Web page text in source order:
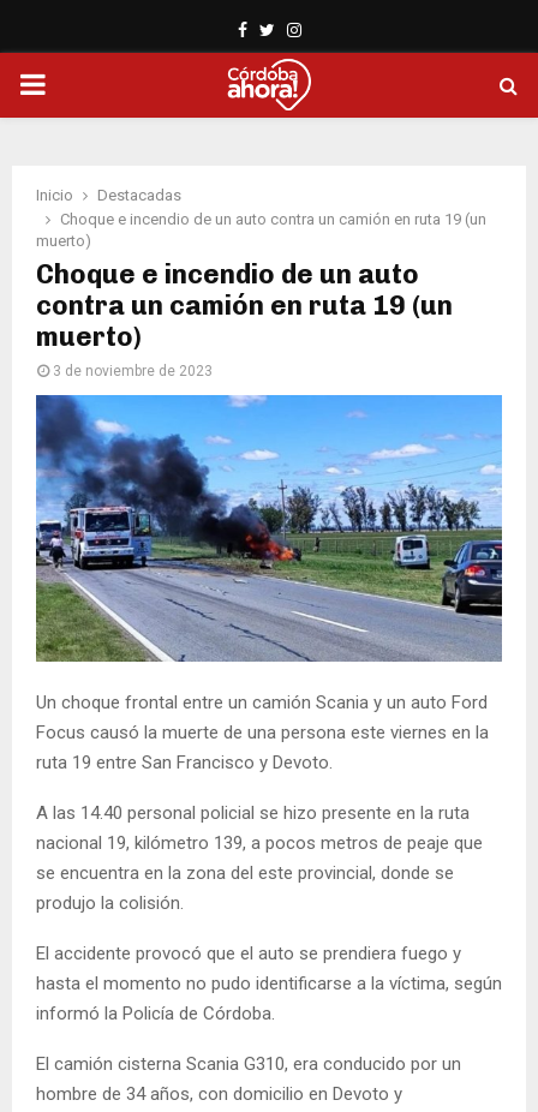
Facebook
TwitterInstagram
PRIMARY
Inicio
Destacadas
Choque e incendio de un auto contra un camión en ruta 19 (un
muerto)
Choque e incendio de un auto
contra un camión en ruta 19 (un
muerto)
3 de noviembre de 2023
Un choque frontal entre un camión Scania y un auto Ford
Focus causó la muerte de una persona este viernes en la
ruta 19 entre San Francisco y Devoto.
A las 14.40 personal policial se hizo presente en la ruta
nacional 19, kilómetro 139, a pocos metros de peaje que
se encuentra en la zona del este provincial, donde se
produjo la colisión.
El accidente provocó que el auto se prendiera fuego y
hasta el momento no pudo identificarse a la víctima, según
informó la Policía de Córdoba.
El camión cisterna Scania G310, era conducido por un
hombre de 34 años, con domicilio en Devoto y